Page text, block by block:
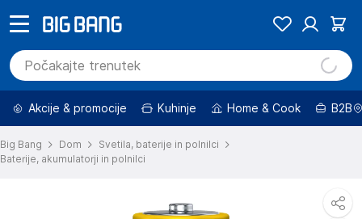
Akcije & promocije Kuhinje Home & Cook B2B
Big Bang Dom
Svetila, baterije in polnilci
Baterije, akumulatorji in polnilci